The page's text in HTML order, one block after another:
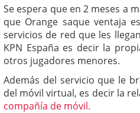
Se espera que en 2 meses a
que Orange saque ventaja
servicios de red que les
KPN España es decir la
otros jugadores menores.
Además del servicio que le
del móvil virtual, es decir la
compañía de móvil.